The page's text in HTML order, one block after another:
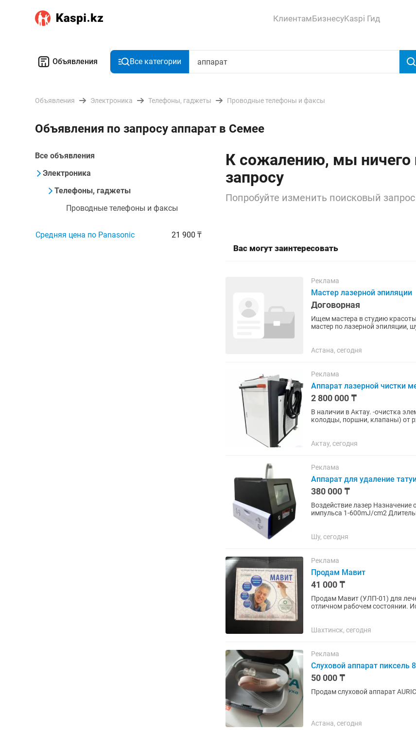
КлиентамБизнесуKaspi Гид
Объявления Все категории
Объявления Электроника Телефоны, гаджеты Проводные телефоны и факсы
Объявления по запросу аппарат в Семее
Все объявления
Электроника
Телефоны, гаджеты
Проводные телефоны и факсы
Средняя цена по Panasonic 21 900 ₸
К сожалению, мы
запросу
Попробуйте изменить поисковый
Вас могут заинтересовать
Реклама
Мастер лазерной эпиляции
Договорная
Ищем мастера в студию красоты 🤍 В уютную и полностью оборудованную студию
мастер по лазерной эпиляции, шугарингу и
Астана, сегодня
Реклама
Аппарат лазерной чистки
2 800 000 ₸
В наличии в Актау. -очистка элементов и деталей двигателя (головка блока цилиндров,
колодцы, поршни, клапаны) от
Актау, сегодня
Реклама
Аппарат для удаление
380 000 ₸
Воздействие лазер
импульса 1-600mJ/cm2
Шу, сегодня
Реклама
Продам Мавит
41 000 ₸
Продам Мавит (УЛП-01) для
отличном рабочем состоянии.
Шахтинск, сегодня
Реклама
Слуховой аппарат пиксель
50 000 ₸
Продам слуховой аппарат
Астана, сегодня